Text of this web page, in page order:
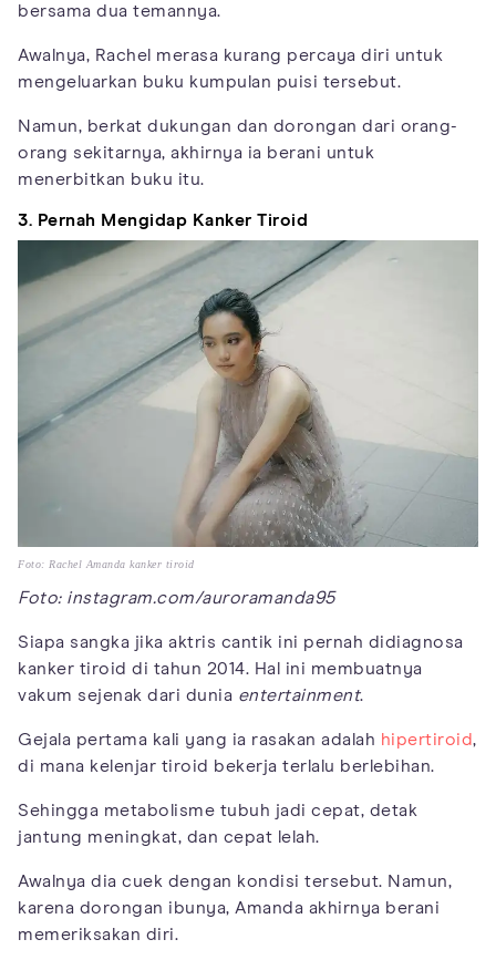
bersama dua temannya.
Awalnya, Rachel merasa kurang percaya diri untuk
mengeluarkan buku kumpulan puisi tersebut.
Namun, berkat dukungan dan dorongan dari orang-
orang sekitarnya, akhirnya ia berani untuk
menerbitkan buku itu.
3. Pernah Mengidap Kanker Tiroid
Foto: Rachel Amanda kanker tiroid
Foto: instagram.com/auroramanda95
Siapa sangka jika aktris cantik ini pernah didiagnosa
kanker tiroid di tahun 2014. Hal ini membuatnya
vakum sejenak dari dunia entertainment.
Gejala pertama kali yang ia rasakan adalah hipertiroid,
di mana kelenjar tiroid bekerja terlalu berlebihan.
Sehingga metabolisme tubuh jadi cepat, detak
jantung meningkat, dan cepat lelah.
Awalnya dia cuek dengan kondisi tersebut. Namun,
karena dorongan ibunya, Amanda akhirnya berani
memeriksakan diri.